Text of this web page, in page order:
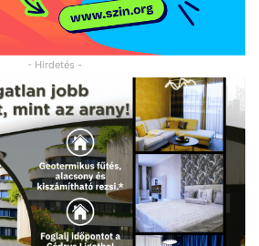
- Hirdetés -